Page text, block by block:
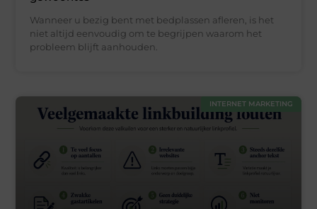
Wanneer u bezig bent met bedplassen afleren, is het
niet altijd eenvoudig om te begrijpen waarom het
probleem blijft aanhouden.
INTERNET MARKETING